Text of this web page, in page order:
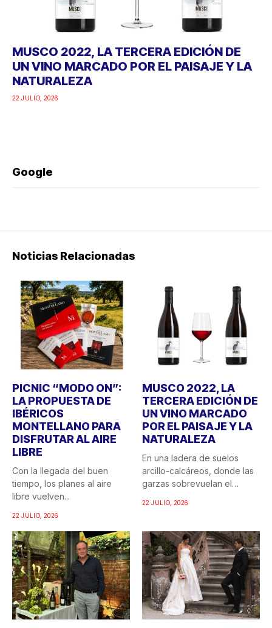
MUSCO 2022, LA TERCERA EDICIÓN DE
UN VINO MARCADO POR EL PAISAJE Y LA
NATURALEZA
22 JULIO, 2026
Google
Noticias Relacionadas
PICNIC “MODO ON”:
LA PROPUESTA DE
IBÉRICOS
MONTELLANO PARA
DISFRUTAR AL AIRE
LIBRE
Con la llegada del buen
tiempo, los planes al aire
libre vuelven...
22 JULIO, 2026
MUSCO 2022, LA
TERCERA EDICIÓN DE
UN VINO MARCADO
POR EL PAISAJE Y LA
NATURALEZA
En una ladera de suelos
arcillo-calcáreos, donde las
garzas sobrevuelan el
22 JULIO, 2026